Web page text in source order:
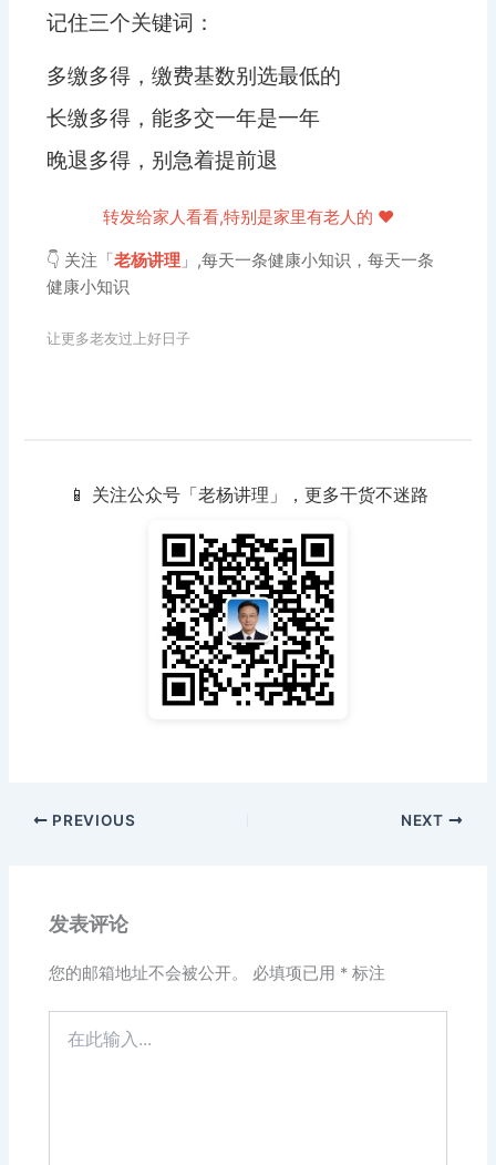
记住三个关键词：
多缴多得，缴费基数别选最低的
长缴多得，能多交一年是一年
晚退多得，别急着提前退
转发给家人看看,特别是家里有老人的 ❤️
👇 关注「老杨讲理 」,每天一条健康小知识，每天一条
健康小知识
让更多老友过上好日子
📱 关注公众号「老杨讲理」，更多干货不迷路
PREVIOUS NEXT
发表评论
您的邮箱地址不会被公开。 必填项已用 * 标注